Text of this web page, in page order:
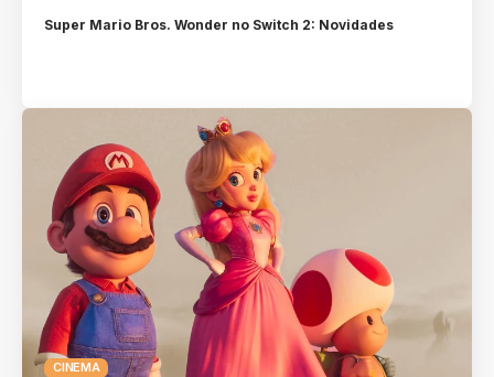
Super Mario Bros. Wonder no Switch 2: Novidades
CINEMA